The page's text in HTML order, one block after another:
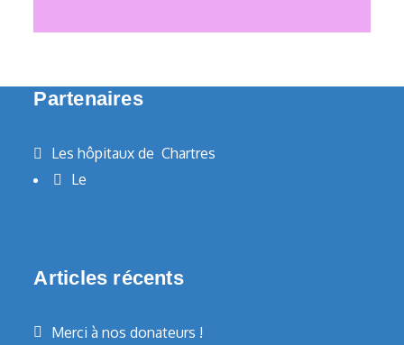
Partenaires
Les hôpitaux de Chartres
Le
Articles récents
Merci à nos donateurs !